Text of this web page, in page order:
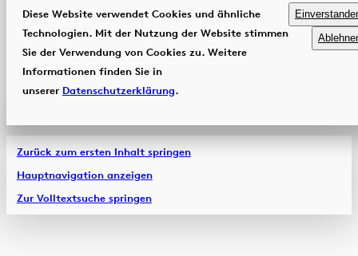
Diese Website verwendet Cookies und ähnliche
Technologien. Mit der Nutzung der Website stimmen
Sie der Verwendung von Cookies zu. Weitere
Informationen finden Sie in
unserer Datenschutzerklärung.
Zurück zum ersten Inhalt springen
Hauptnavigation anzeigen
Zur Volltextsuche springen